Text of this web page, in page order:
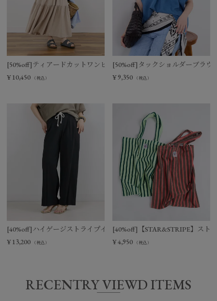
[50%off]ティアードカットワンピース
¥ 10,450 （税込）
[50%off]タックショルダーブラウ
¥9,350 （税込）
[40%off]ハイゲージストライプイージーパンツ
¥ 13,200 （税込）
[40%off]【STAR&STRIPE】スト
¥4,950 （税込）
RECENTRY VIEWD ITEMS